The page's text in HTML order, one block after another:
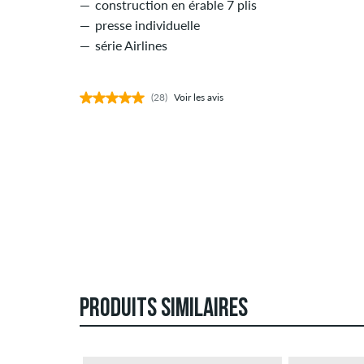
construction en érable 7 plis
presse individuelle
série Airlines
(28) Voir les avis
PRODUITS SIMILAIRES